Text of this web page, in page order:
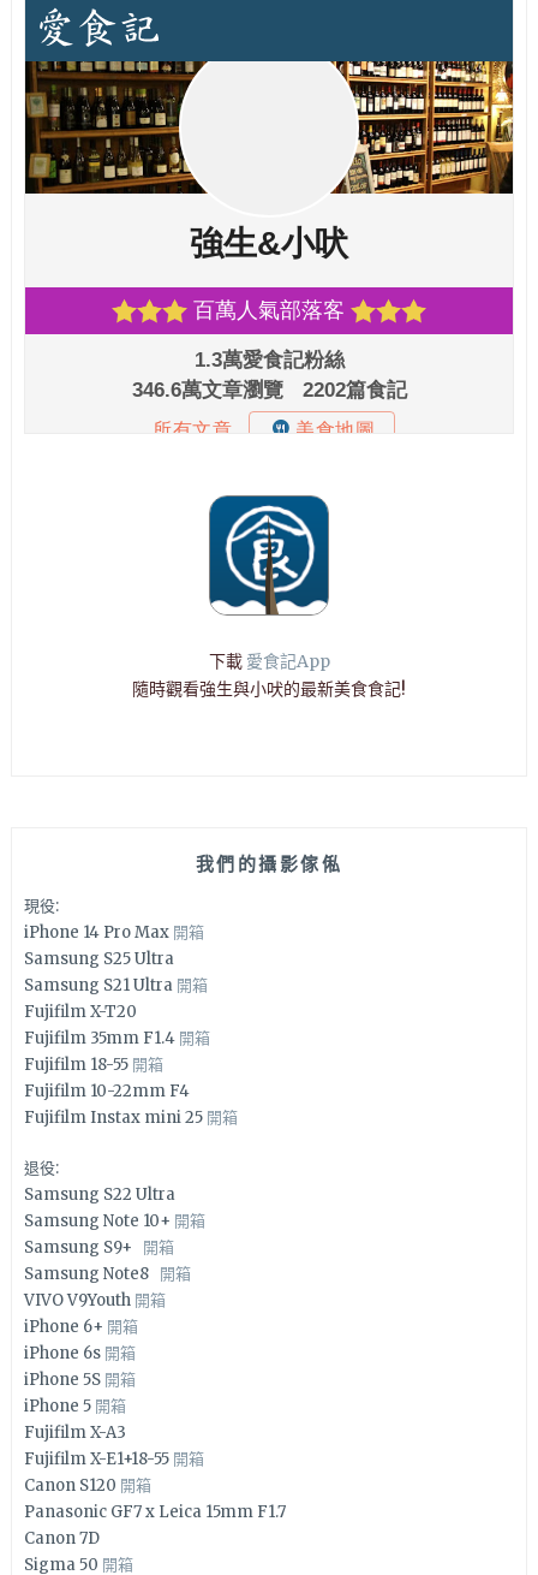
下載 愛食記App
隨時觀看強生與小吠的最新美食食記!
我們的攝影傢俬
現役:
iPhone 14 Pro Max 開箱
Samsung S25 Ultra
Samsung S21 Ultra 開箱
Fujifilm X-T20
Fujifilm 35mm F1.4 開箱
Fujifilm 18-55 開箱
Fujifilm 10-22mm F4
Fujifilm Instax mini 25 開箱
退役:
Samsung S22 Ultra
Samsung Note 10+ 開箱
Samsung S9+ 開箱
Samsung Note8 開箱
VIVO V9Youth 開箱
iPhone 6+ 開箱
iPhone 6s 開箱
iPhone 5S 開箱
iPhone 5 開箱
Fujifilm X-A3
Fujifilm X-E1+18-55 開箱
Canon S120 開箱
Panasonic GF7 x Leica 15mm F1.7
Canon 7D
Sigma 50 開箱